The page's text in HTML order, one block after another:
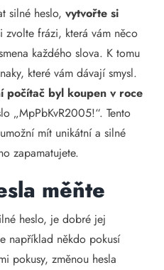
silné heslo, vytvořte si
zvolte frázi, která vám něco
každého slova. K tomu
které vám dávají smysl.
počítač byl koupen v roce
„MpPbKvR2005!“. Tento
mít unikátní a silné
zapamatujete.
měňte
heslo, je dobré jej
například někdo pokusí
pokusy, změnou hesla